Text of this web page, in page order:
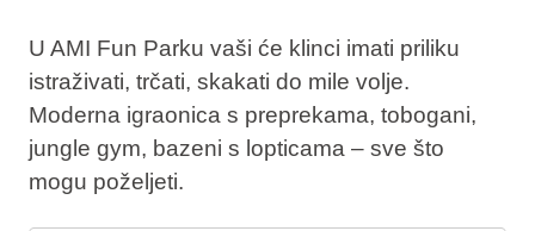
U AMI Fun Parku vaši će klinci imati priliku
istraživati, trčati, skakati do mile volje.
Moderna igraonica s preprekama, tobogani,
jungle gym, bazeni s lopticama – sve što
mogu poželjeti.